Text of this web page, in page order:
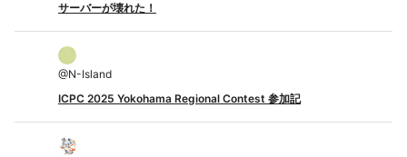
サーバーが壊れた！
@N-Island
ICPC 2025 Yokohama Regional Contest 参加記